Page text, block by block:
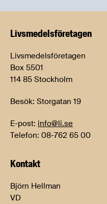
Livsmedels­företagen
Livsmedelsföretagen
Box 5501
114 85 Stockholm
Besök: Storgatan 19
E-post: info@li.se
Telefon: 08-762 65 00
Kontakt
Björn Hellman
VD